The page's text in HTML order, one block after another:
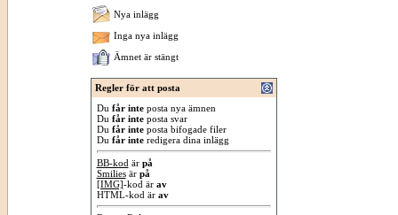
Nya inlägg
Inga nya inlägg
Ämnet är stängt
Regler för att posta
Du får inteposta nya ämnen
Du får inteposta svar
Du får inteposta bifogade filer
Du får interedigera dina inlägg
BB-kod är på
Smiliesär på
[IMG]-kod är av
HTML-kod är av